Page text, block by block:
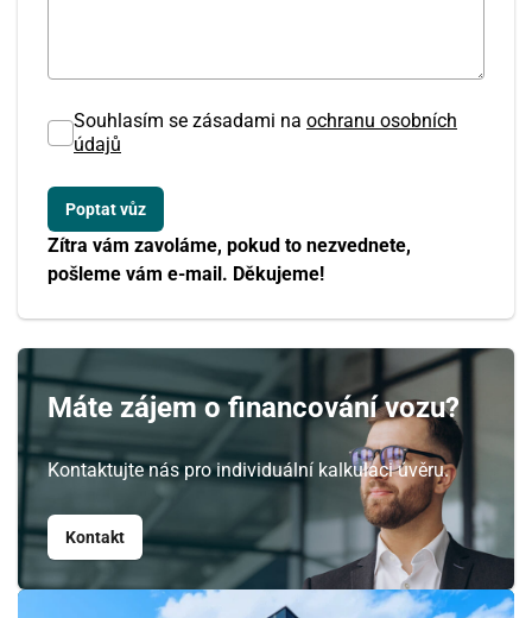
Souhlasím se zásadami na ochranu osobních
údajů
Zítra vám zavoláme, pokud to nezvednete,
pošleme vám e-mail. Děkujeme!
Máte zájem o financování vozu?
Kontaktujte nás pro individuální kalkulaci úvěru.
Kontakt